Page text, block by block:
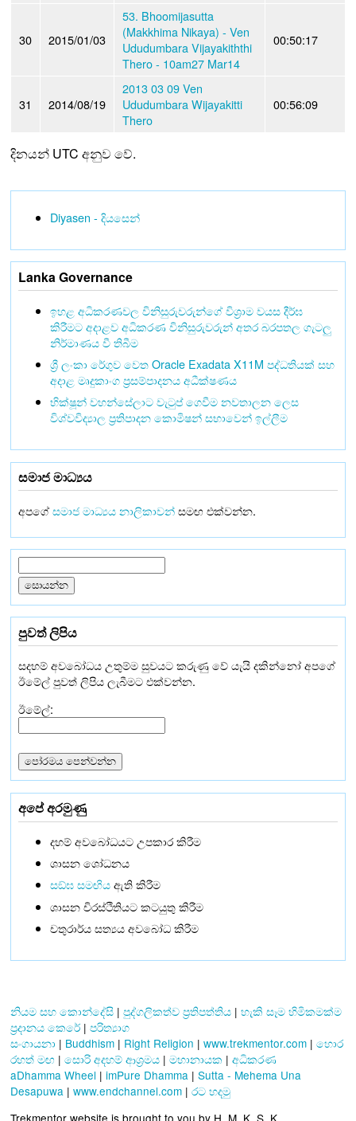
30 2015/01/03
53. Bhoomijasutta
(Makkhima Nikaya) - Ven
Ududumbara Vijayakiththi
Thero - 10am27 Mar14
00:50:17
31 2014/08/19
2013 03 09 Ven
Ududumbara Wijayakitti
Thero
00:56:09
දිනයන් UTC අනුව වේ.
Diyasen - දියසෙන්
Lanka Governance
ඉහළ අධිකරණවල විනිසුරුවරුන්ගේ විශ්‍රාම වයස දීර්ඝ
කිරීමට අදාළව අධිකරණ විනිසුරුවරුන් අතර බරපතල ගැටලු
නිර්මාණය වී තිබීම
ශ්‍රී ලංකා රේගුව වෙත Oracle Exadata X11M පද්ධතියක් සහ
අදාළ මෘදුකාංග ප්‍රසම්පාදනය අධීක්ෂණය
භික්ෂූන් වහන්සේලාට වැටුප් ගෙවීම නවතාලන ලෙස
විශ්වවිද්‍යාල ප්‍රතිපාදන කොමිෂන් සභාවෙන් ඉල්ලීම
සමාජ මාධ්‍යය
අපගේසමාජ මාධ්‍යය නාලිකාවන්සමඟ එක්වන්න.
පුවත් ලිපිය
සදහම් අවබෝධය උතුම්ම සුවයට කරුණු වේ යැයි දකින්නෝ අපගේ
ඊමේල් පුවත් ලිපිය ලැබීමට එක්වන්න.
ඊමේල්:
අපේ අරමුණු
දහම් අවබෝධයට උපකාර කිරීම
ශාසන ශෝධනය
සඞ්‌ඝ සමඟියඇති කිරීම
ශාසන චිරස්ථිතියට කටයුතු කිරීම
චතුරාර්ය සත්‍යය අවබෝධ කිරීම
නියම සහ කොන්දේසි | පුද්ගලිකත්ව ප්‍රතිපත්තිය | හැකි සෑම හිමිකමක්ම
ප්‍රදානය කෙරේ | පරිත්‍යාග
සංගායනා | Buddhism | Right Religion | www.trekmentor.com | හොර
රහත් මඟ | සොරි අදහම් ආශ්‍රමය | මහානායක | අධිකරණ
aDhamma Wheel | imPure Dhamma | Sutta - Mehema Una
Desapuwa | www.endchannel.com | රට හදමු
Trekmentor website is brought to you by H. M. K. S. K.